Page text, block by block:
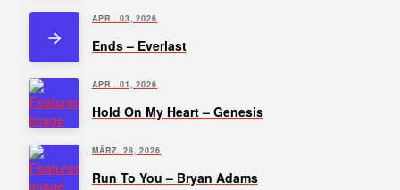
APR.. 03, 2026
Ends – Everlast
APR.. 01, 2026
Hold On My Heart – Genesis
MÄRZ. 28, 2026
Run To You – Bryan Adams